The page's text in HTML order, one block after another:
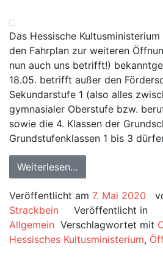
Das Hessische
den Fahrplan zur weiteren
nun auch uns betrifft!)
18.05. betrifft außer den
Sekundarstufe 1 (also alles
gymnasialer Oberstufe bzw.
sowie die 4. Klassen der
Grundstufenklassen 1 bis 3
Weiterlesen…
Veröffentlicht am 7. Mai 2020
Strackbein
Veröffentlicht in
Allgemein Verschlagwortet mit
Hessisches Kultusministerium,